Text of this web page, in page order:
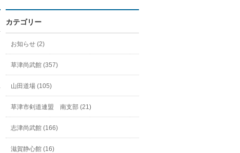
カテゴリー
お知らせ (2)
草津尚武館 (357)
山田道場 (105)
草津市剣道連盟 南支部 (21)
志津尚武館 (166)
滋賀静心館 (16)